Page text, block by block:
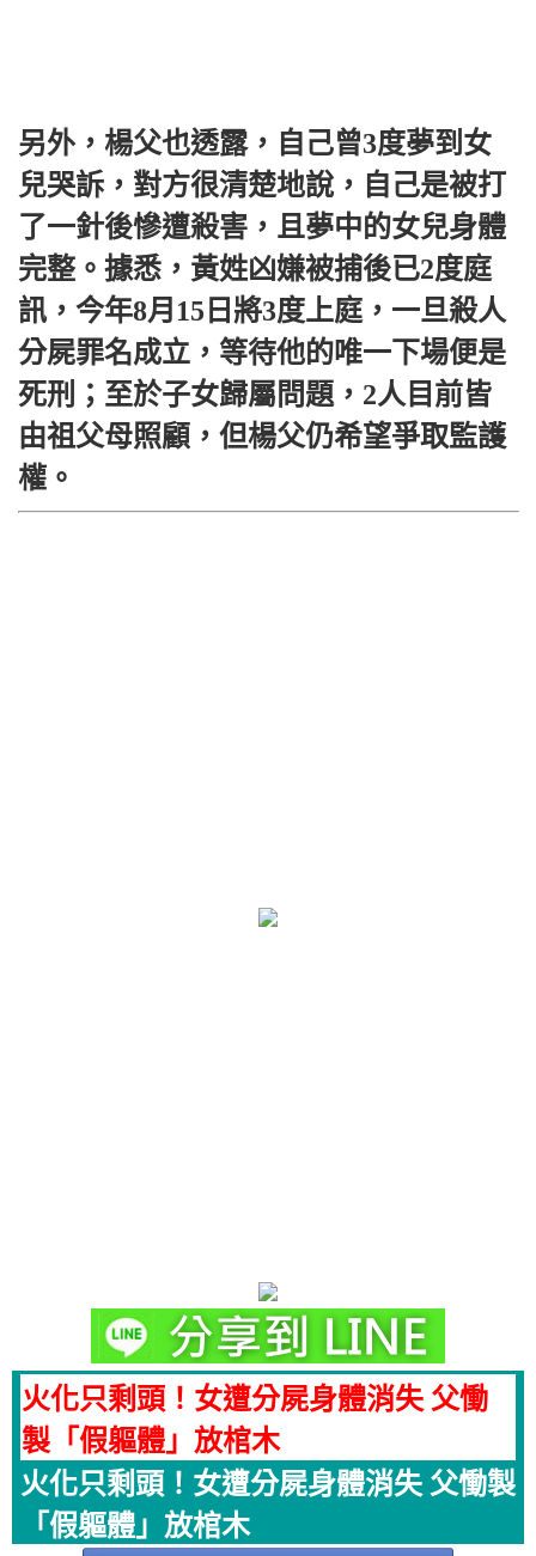
另外，楊父也透露，自己曾3度夢到女
兒哭訴，對方很清楚地說，自己是被打
了一針後慘遭殺害，且夢中的女兒身體
完整。據悉，黃姓凶嫌被捕後已2度庭
訊，今年8月15日將3度上庭，一旦殺人
分屍罪名成立，等待他的唯一下場便是
死刑；至於子女歸屬問題，2人目前皆
由祖父母照顧，但楊父仍希望爭取監護
權。
火化只剩頭！女遭分屍身體消失 父慟
製「假軀體」放棺木
火化只剩頭！女遭分屍身體消失 父慟製
「假軀體」放棺木